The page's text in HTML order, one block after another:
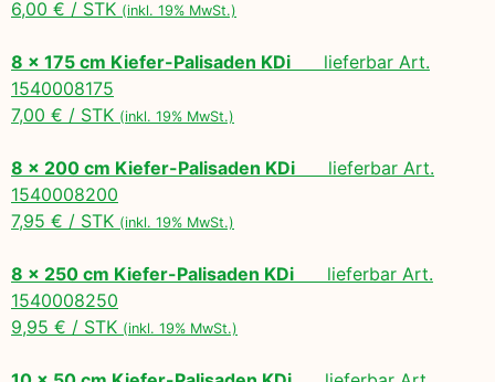
6,00 € / STK (inkl. 19% MwSt.)
8 x 175 cm Kiefer-Palisaden KDi lieferbar Art.
1540008175
7,00 € / STK (inkl. 19% MwSt.)
8 x 200 cm Kiefer-Palisaden KDi lieferbar Art.
1540008200
7,95 € / STK (inkl. 19% MwSt.)
8 x 250 cm Kiefer-Palisaden KDi lieferbar Art.
1540008250
9,95 € / STK (inkl. 19% MwSt.)